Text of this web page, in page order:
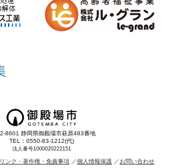
8601 静岡県御殿場市萩原483番地
TEL：0550-83-1212(代)
法人番号1000020222151
リンク・著作権・免責事項 個人情報保護 お問い合わせ